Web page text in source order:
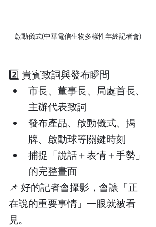
啟動儀式(中華電信生物多樣性年終記者會)
2️⃣ 貴賓致詞與發布瞬間
市長、董事長、局處首長、
主辦代表致詞
發布產品、啟動儀式、揭
牌、啟動球等關鍵時刻
捕捉「說話＋表情＋手勢」
的完整畫面
📌 好的記者會攝影，會讓「正
在說的重要事情」一眼就被看
見。